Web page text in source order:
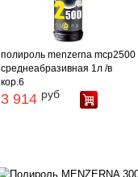
полироль menzerna mcp2500
среднеабразивная 1л /в
кор.6
3 914 руб